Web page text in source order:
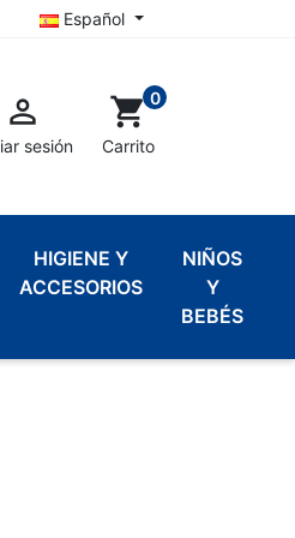
Español

sesión
shopping_cart0
Carrito
HIGIENE Y
ACCESORIOS
NIÑOS
Y
BEBÉS